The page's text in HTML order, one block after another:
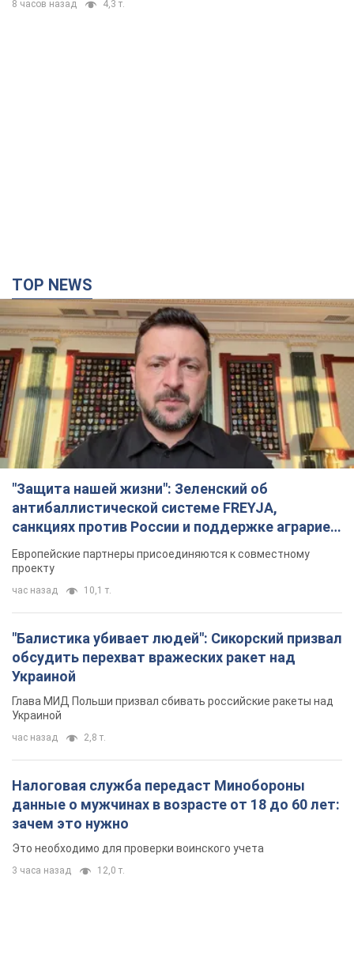
антибаллистической системе FREYJA,
санкциях против России и поддержке аграриев.
Видео
Европейские партнеры присоединяются к совместному
проекту
час назад 10,1 т.
"Балистика убивает людей": Сикорский призвал
обсудить перехват вражеских ракет над
Украиной
Глава МИД Польши призвал сбивать российские ракеты над
Украиной
Налоговая служба передаст Минобороны
данные о мужчинах в возрасте от 18 до 60 лет:
3 часа назад